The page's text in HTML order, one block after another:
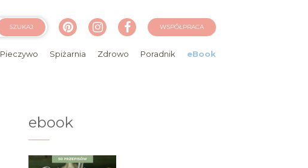
SZUKAJ WSPÓŁPRACA
Pieczywo Spiżarnia Zdrowo Poradnik eBook
ebook